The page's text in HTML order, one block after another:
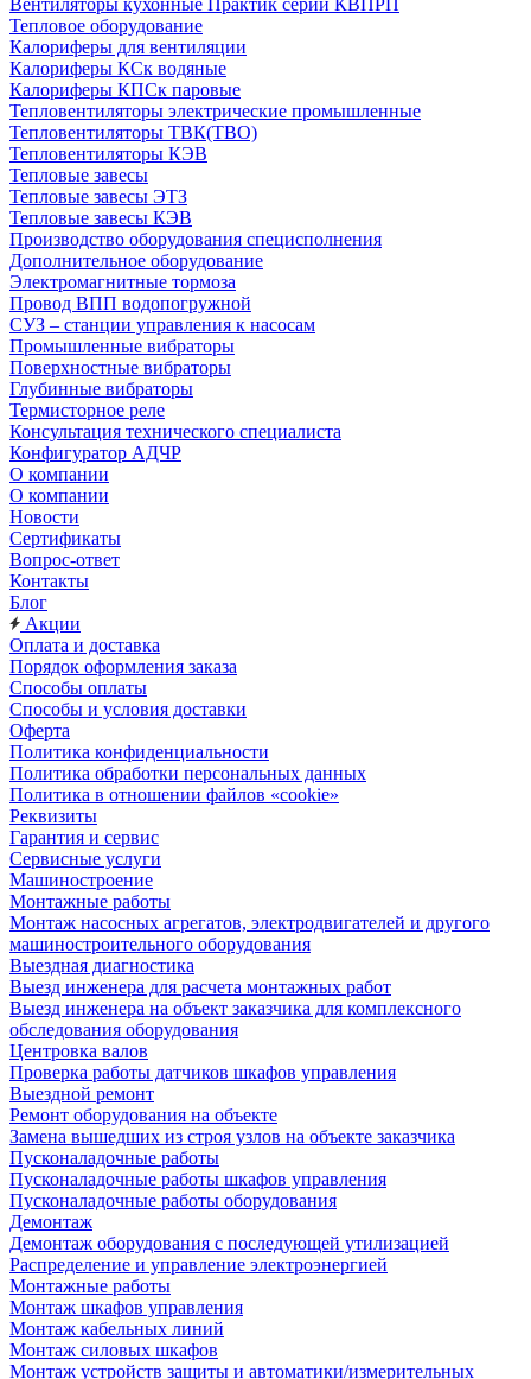
Вентиляторы кухонные Практик серии КВПРП
Тепловое оборудование
Калориферы для вентиляции
Калориферы КСк водяные
Калориферы КПСк паровые
Тепловентиляторы электрические промышленные
Тепловентиляторы ТВК(ТВО)
Тепловентиляторы КЭВ
Тепловые завесы
Тепловые завесы ЭТЗ
Тепловые завесы КЭВ
Производство оборудования специсполнения
Дополнительное оборудование
Электромагнитные тормоза
Провод ВПП водопогружной
СУЗ – станции управления к насосам
Промышленные вибраторы
Поверхностные вибраторы
Глубинные вибраторы
Термисторное реле
Консультация технического специалиста
Конфигуратор АДЧР
О компании
О компании
Новости
Сертификаты
Вопрос-ответ
Контакты
Блог
Акции
Оплата и доставка
Порядок оформления заказа
Способы оплаты
Способы и условия доставки
Оферта
Политика конфиденциальности
Политика обработки персональных данных
Политика в отношении файлов «cookie»
Реквизиты
Гарантия и сервис
Сервисные услуги
Машиностроение
Монтажные работы
Монтаж насосных агрегатов, электродвигателей и другого
машиностроительного оборудования
Выездная диагностика
Выезд инженера для расчета монтажных работ
Выезд инженера на объект заказчика для комплексного
обследования оборудования
Центровка валов
Проверка работы датчиков шкафов управления
Выездной ремонт
Ремонт оборудования на объекте
Замена вышедших из строя узлов на объекте заказчика
Пусконаладочные работы
Пусконаладочные работы шкафов управления
Пусконаладочные работы оборудования
Демонтаж
Демонтаж оборудования с последующей утилизацией
Распределение и управление электроэнергией
Монтажные работы
Монтаж шкафов управления
Монтаж кабельных линий
Монтаж силовых шкафов
Монтаж устройств защиты и автоматики/измерительных